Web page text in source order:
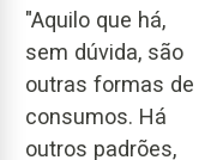
"Aquilo que há,
sem dúvida, são
outras formas de
consumos. Há
outros padrões,